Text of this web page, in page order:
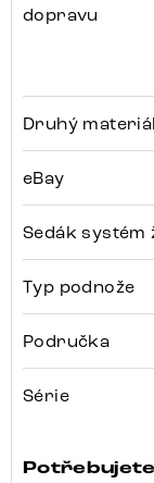
dopravu
Druhý materiál
eBay
Sedák systém
Typ podnože
Područka
Série